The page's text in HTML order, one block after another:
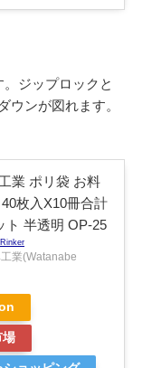
ジップロックと
ウンが図れます。
業 ポリ袋 お料
枚入X10冊合計
ト 半透明 OP-25
Rinker
業(Watanabe
場